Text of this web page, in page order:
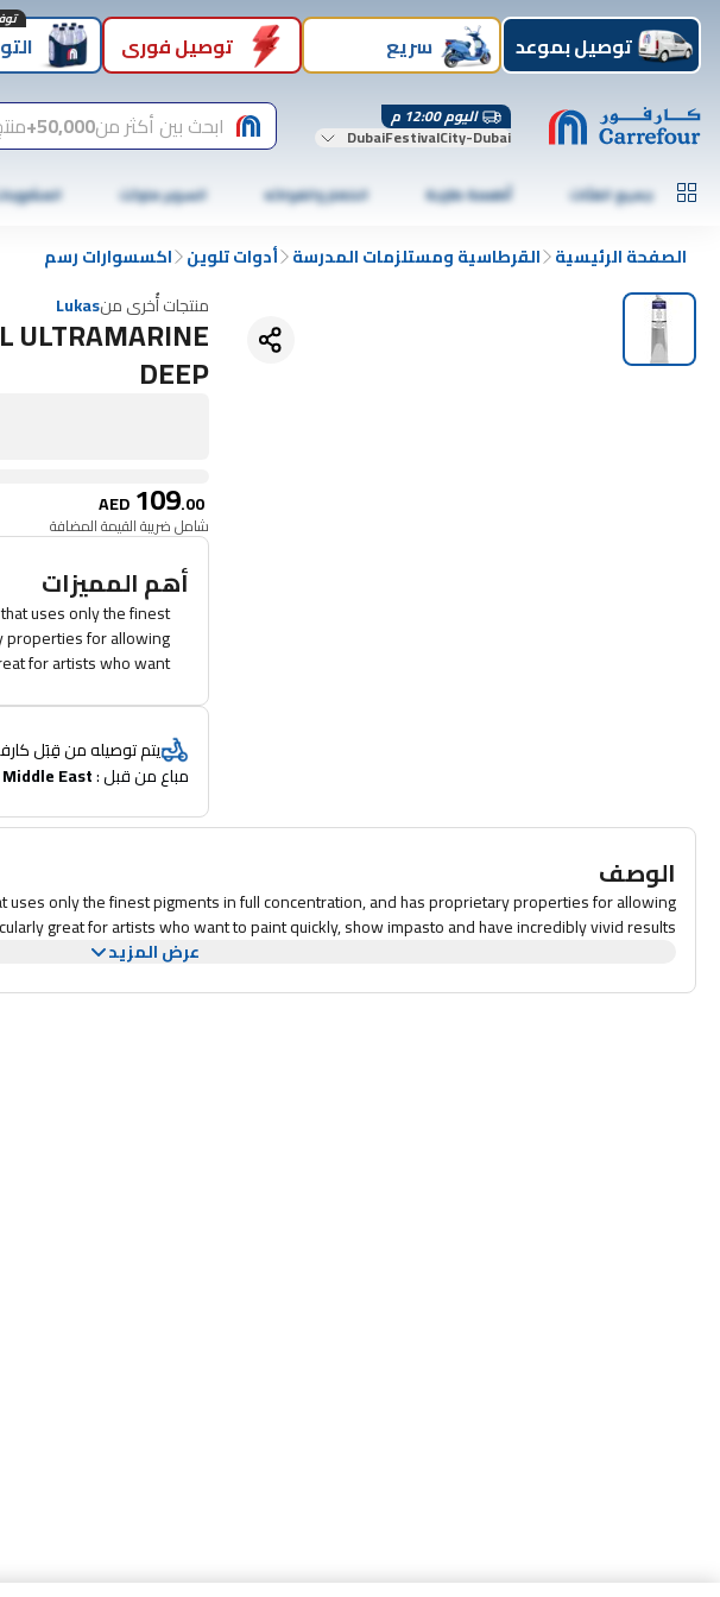
توصيل بموعد سريع توصيل فوري
اليوم 12:00 م
DubaiFestivalCity-Dubai ابحث بين أكثر من50,000+
جميع الفئات أطعمة طازجة الخضار والفواكه السوبر ماركت
الصفحة الرئيسية القرطاسية ومستلزمات المدرسة أدوات تلوين اكسسوارات رسم
منتجات أُخرى منLukas
ULTRAMARINE
DEEP
AED 109.00
شامل ضريبة القيمة المضافة
أهم المميزات
uses only the finest
properties for allowing
for artists who want
يتم توصيله من قِبَل
مباع من قبل : East
الوصف
uses only the finest pigments in full concentration, and has proprietary properties for allowing
great for artists who want to paint quickly, show impasto and have incredibly vivid results.
عرض المزيد